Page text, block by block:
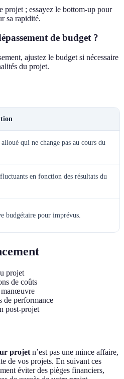
projet ; essayez le bottom-up pour
sa rapidité.
de budget ?
ajustez le budget si nécessaire
du projet.
qui ne change pas au cours du
en fonction des résultats du
budgétaire pour imprévus.
projet
de coûts
manœuvre
de performance
post-projet
projet n’est pas une mince affaire,
de vos projets. En suivant ces
éviter des pièges financiers,